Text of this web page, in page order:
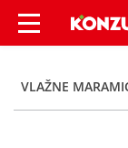
VLAŽNE